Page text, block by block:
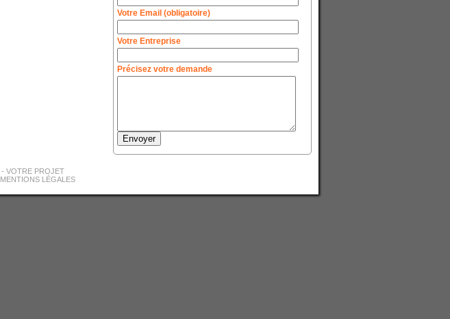
Votre Email (obligatoire)
Votre Entreprise
Précisez votre demande
- VOTRE PROJET
MENTIONS LÉGALES